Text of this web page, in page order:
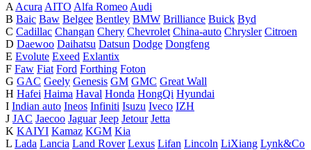
A Acura AITO Alfa Romeo Audi
B Baic Baw Belgee Bentley BMW Brilliance Buick Byd
C Cadillac Changan Chery Chevrolet China-auto Chrysler Citroen
D Daewoo Daihatsu Datsun Dodge Dongfeng
E Evolute Exeed Exlantix
F Faw Fiat Ford Forthing Foton
G GAC Geely Genesis GM GMC Great Wall
H Hafei Haima Haval Honda HongQi Hyundai
I Indian auto Ineos Infiniti Isuzu Iveco IZH
J JAC Jaecoo Jaguar Jeep Jetour Jetta
K KAIYI Kamaz KGM Kia
L Lada Lancia Land Rover Lexus Lifan Lincoln LiXiang Lynk&Co